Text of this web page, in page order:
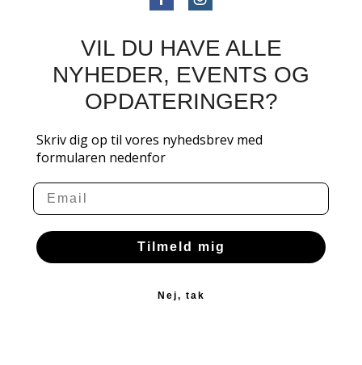
VIL DU HAVE ALLE
NYHEDER, EVENTS OG
OPDATERINGER?
Skriv dig op til vores nyhedsbrev med
formularen nedenfor
Email
Tilmeld mig
Nej, tak